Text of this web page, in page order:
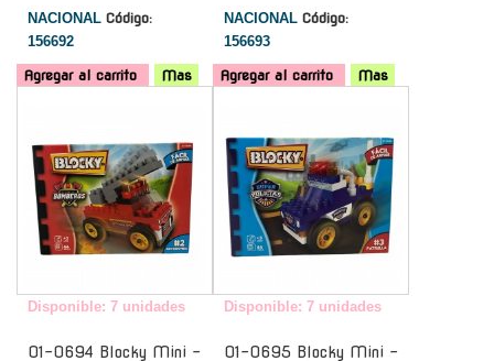
NACIONAL Código:
156692
Agregar al carrito Mas
NACIONAL Código:
156693
Agregar al carrito
Mas
Disponible: 7 unidades
01-0694 Blocky Mini -
Disponible: 7 unidades
01-0695 Blocky Mini -